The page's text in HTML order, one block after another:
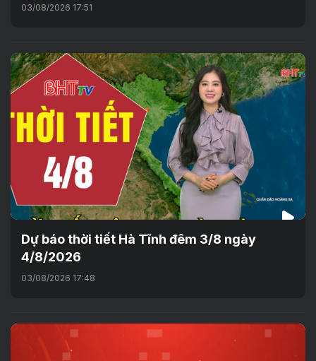
03/08/2026 17:51
Dự báo thời tiết Hà Tĩnh đêm 3/8 ngày
4/8/2026
03/08/2026 17:48